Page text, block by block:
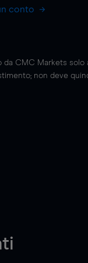
conto
CMC Markets
non deve